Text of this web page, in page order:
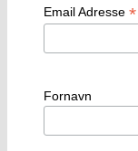
Email Adresse *
Fornavn